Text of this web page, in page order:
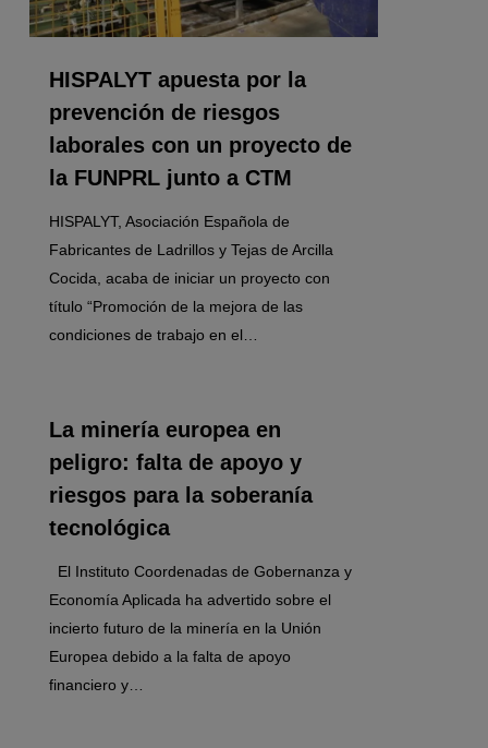
HISPALYT apuesta por la
prevención de riesgos
laborales con un proyecto de
la FUNPRL junto a CTM
HISPALYT, Asociación Española de
Fabricantes de Ladrillos y Tejas de Arcilla
Cocida, acaba de iniciar un proyecto con
título “Promoción de la mejora de las
condiciones de trabajo en el…
La minería europea en
peligro: falta de apoyo y
riesgos para la soberanía
tecnológica
El Instituto Coordenadas de Gobernanza y
Economía Aplicada ha advertido sobre el
incierto futuro de la minería en la Unión
Europea debido a la falta de apoyo
financiero y…